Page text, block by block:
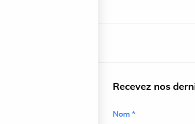
Recevez nos
Nom *